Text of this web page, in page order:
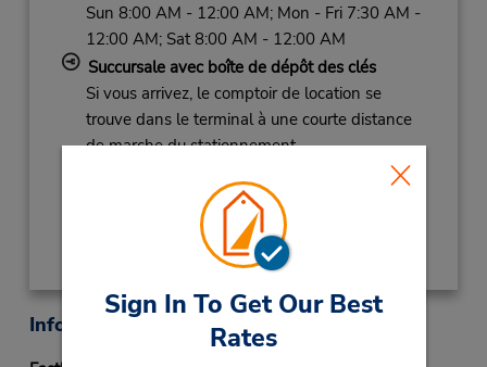
Sign In To Get Our Best
Rates
Sun 8:00 AM - 12:00 AM; Mon - Fri 7:30 AM -
12:00 AM; Sat 8:00 AM - 12:00 AM
Succursale avec boîte de dépôt des clés
Si vous arrivez, le comptoir de location se
trouve dans le terminal à une courte distance
de marche du stationnement.
Obtenir un itinéraire
Informations sur la succursale